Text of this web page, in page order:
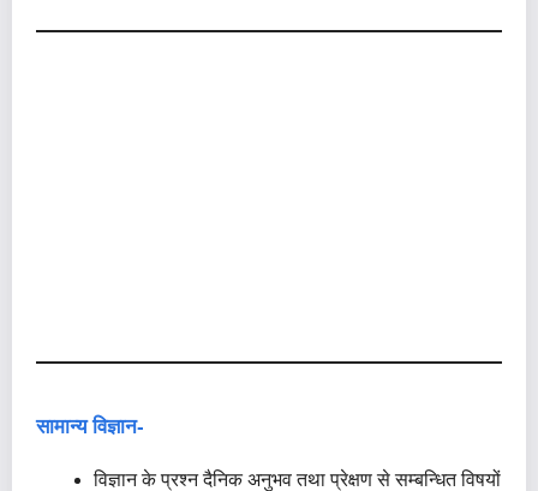
सामान्य विज्ञान-
विज्ञान के प्रश्न दैनिक अनुभव तथा प्रेक्षण से सम्बन्धित विषयों